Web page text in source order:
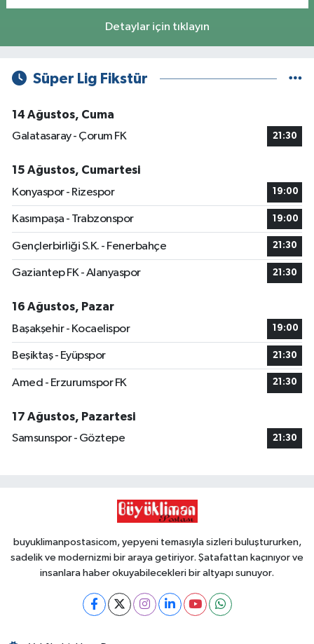
Detaylar için tıklayın
Süper Lig Fikstür
14 Ağustos, Cuma
Galatasaray - Çorum FK
21:30
15 Ağustos, Cumartesi
Konyaspor - Rizespor
19:00
Kasımpaşa - Trabzonspor 19:00
Gençlerbirliği S.K. - Fenerbahçe 21:30
Gaziantep FK - Alanyaspor 21:30
16 Ağustos, Pazar
Başakşehir - Kocaelispor
19:00
Beşiktaş - Eyüpspor 21:30
Amed - Erzurumspor FK 21:30
17 Ağustos, Pazartesi
Samsunspor - Göztepe
21:30
buyuklimanpostasicom, yepyeni temasıyla sizleri buluştururken,
sadelik ve modernizmi bir araya getiriyor. Şatafattan kaçınıyor ve
insanlara haber okuyabilecekleri bir altyapı sunuyor.